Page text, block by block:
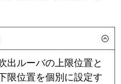
PA-P112K7GCX
RKXA11243MU
RKXA11232M
出ルーバの上限位置と
限位置を個別に設定す